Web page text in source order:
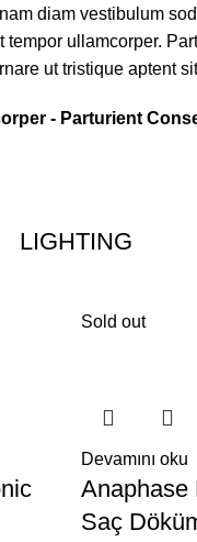
diam vestibulum
tempor ullamcorper.
ut tristique aptent
- Parturient
LIGHTING
Sold out
Devamını oku
Anaphase
Saç